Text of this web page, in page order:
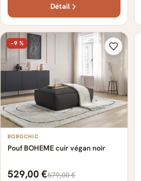
Détail
−9 %
BOBOCHIC
Pouf BOHEME cuir végan noir
529,00 €579,00 €